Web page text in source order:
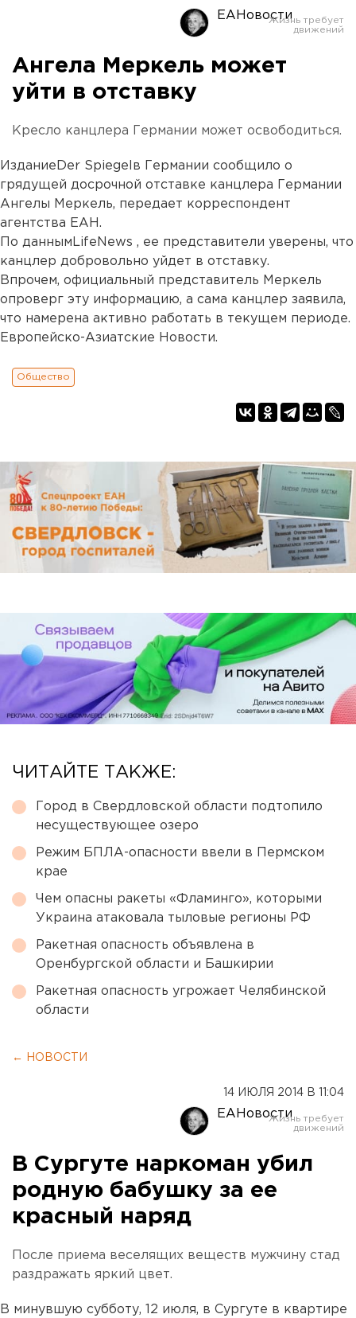
ЕАНовости
Ангела Меркель может
уйти в отставку
Кресло канцлера Германии может освободиться.
ИзданиеDer Spiegelв Германии сообщило о
грядущей досрочной отставке канцлера Германии
Ангелы Меркель, передает корреспондент
агентства ЕАН.
По даннымLifeNews , ее представители уверены, что
канцлер добровольно уйдет в отставку.
Впрочем, официальный представитель Меркель
опроверг эту информацию, а сама канцлер заявила,
что намерена активно работать в текущем периоде.
Европейско-Азиатские Новости.
Общество
ЧИТАЙТЕ ТАКЖЕ:
Город в Свердловской области подтопило
несуществующее озеро
Режим БПЛА-опасности ввели в Пермском
крае
Чем опасны ракеты «Фламинго», которыми
Украина атаковала тыловые регионы РФ
Ракетная опасность объявлена в
Оренбургской области и Башкирии
Ракетная опасность угрожает Челябинской
области
← НОВОСТИ
14 ИЮЛЯ 2014 В 11:04
ЕАНовости
В Сургуте наркоман убил
родную бабушку за ее
красный наряд
После приема веселящих веществ мужчину стад
раздражать яркий цвет.
В минувшую субботу, 12 июля, в Сургуте в квартире